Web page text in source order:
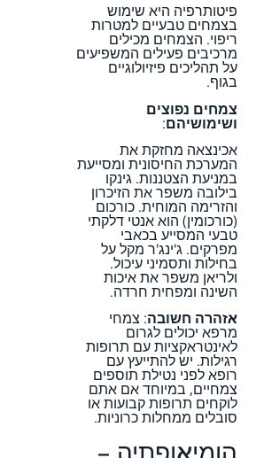
פיטותרפיה היא שימוש
בצמחים טבעיים למטרות
ריפוי. הצמחים מכילים
מרכיבים פעילים המשפיעים
על תהליכים פיזיולוגיים
בגוף.
צמחים נפוצים
ושימושיהם:
אכינצאה מחזקת את
המערכת החיסונית ומסייעת
במניעת הצטננות. גינקו
בילובה משפר את הזיכרון
והזרימה המוחית. כורכום
(כורכומין) הוא אנטי דלקתי
טבעי המסייע בכאבי
מפרקים. ג'ינג'ר מקל על
בחילות ותסמיני עיכול.
ולריאן משפר את איכות
השינה ומפחית חרדה.
אזהרה חשובה: צמחי
מרפא יכולים לגרום
לאינטראקציות עם תרופות
רגילות. יש להתייעץ עם
רופא לפני נטילת תוספים
צמחיים, במיוחד אם אתם
לוקחים תרופות קבועות או
סובלים ממחלות כרוניות.